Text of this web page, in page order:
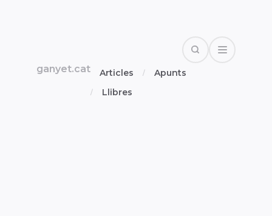
ganyet.cat Articles
Apunts
Llibres
SearchOpen